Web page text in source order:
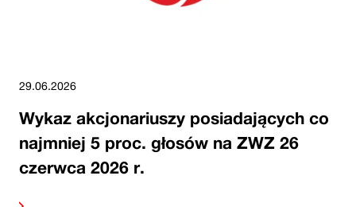
29.06.2026
Wykaz akcjonariuszy posiadających co
najmniej 5 proc. głosów na ZWZ 26
czerwca 2026 r.